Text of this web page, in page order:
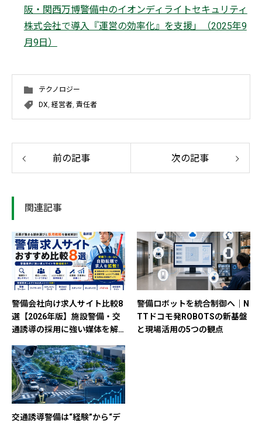
阪・関西万博警備中のイオンディライトセキュリティ
株式会社で導入『運営の効率化』を支援」（2025年9
月9日）
テクノロジー
DX, 経営者, 責任者
前の記事 次の記事
関連記事
警備会社向け求人サイト比較8
選【2026年版】施設警備・交
通誘導の採用に強い媒体を解
警備ロボットを統合制御へ｜N
TTドコモ発ROBOTSの新基盤
と現場活用の5つの観点
交通誘導警備は“経験”から“デ